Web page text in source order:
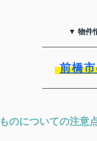
▼ 物件
前橋
のについての注意